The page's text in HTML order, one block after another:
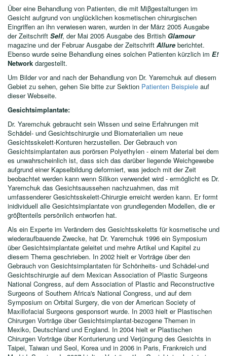
Über eine Behandlung von Patienten, die mit Miβgestaltungen im
Gesicht aufgrund von unglücklichen kosmetischen chirurgischen
Eingriffen an ihn verwiesen waren, wurden in der März 2005 Ausgabe
der Zeitschrift Self, der Mai 2005 Ausgabe des British Glamour
magazine und der Februar Ausgabe der Zeitschrift Allureberichtet.
Ebenso wurde seine Behandlung eines solchen Patienten kürzlich im E!
Network dargestellt.
Um Bilder vor and nach der Behandlung von Dr. Yaremchuk auf diesem
Gebiet zu sehen, gehen Sie bitte zur Sektion Patienten Beispiele auf
dieser Webseite.
Gesichtsimplantate:
Dr. Yaremchuk gebraucht sein Wissen und seine Erfahrungen mit
Schädel- und Gesichtschirurgie und Biomaterialien um neue
Gesichtsskelett-Konturen herzustellen. Der Gebrauch von
Gesichtsimplantaten aus porörsen Polyethylen - einem Material bei dem
es unwahrscheinlich ist, dass sich das darüber liegende Weichgewebe
aufgrund einer Kapselbildung deformiert, was jedoch mit der Zeit
beobachtet werden kann wenn Silikon verwendet wird - ermöglicht es Dr.
Yaremchuk das Gesichtsaussehen nachzuahmen, das mit
umfassenderer Gesichtsskelett-Chirurgie erreicht werden kann. Er formt
inidividuell alle Gesichtsimplantate von grundlegenden Modellen, die er
gröβtenteils persönlich entworfen hat.
Als ein Experte im Verändern des Gesichtsskeletts für kosmetische und
wiederaufbauende Zwecke, hat Dr. Yaremchuk 1996 ein Symposium
über Gesichtsimplantate geleitet und mehre Artikel und Kapitel zu
diesem Thema geschrieben. In 2002 hielt er Vorträge über den
Gebrauch von Gesichtsimplantaten für Schönheits- und Schädel-und
Gesichtschirurgie auf dem Mexican Association of Plastic Surgeons
National Congress, auf dem Association of Plastic and Reconstructive
Surgeons of Southern Africa's National Congress, und auf dem
Symposium on Orbital Surgery, die von der American Society of
Maxillofacial Surgeons gesponsort wurde. In 2003 hielt er Plastischen
Chirurgen Vorträge über Gesichtsimplantat-bezogene Themen in
Mexiko, Deutschland und England. In 2004 hielt er Plastischen
Chirurgen Vorträge über Konturierung und Verjüngung des Gesichts in
Taipei, Taiwan und Seol, Korea und in 2006 in Paris, Frankreich und